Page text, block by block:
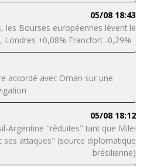
05/08 18:43
les Bourses européennes lèvent le
Londres +0,08% Francfort -0,29%
accordé avec Oman sur une
05/08 18:12
Argentine "réduites" tant que Milei
ses attaques" (source diplomatique
brésilienne)